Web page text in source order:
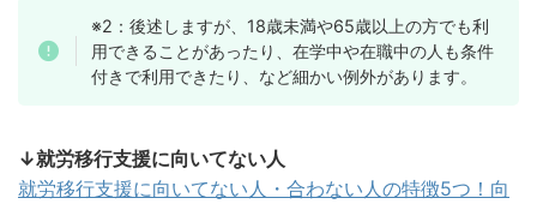
※2：後述しますが、18歳未満や65歳以上の方でも利
用できることがあったり、在学中や在職中の人も条件
付きで利用できたり、など細かい例外があります。
↓就労移行支援に向いてない人
就労移行支援に向いてない人・合わない人の特徴5つ！向